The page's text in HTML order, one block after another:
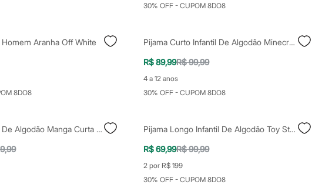
30% OFF - CUPOM 8DO8
Homem Aranha Off White
8DO8
Pijama Curto Infantil De Algodão Minecraft Verde
R$ 89,99R$ 99,99
4 a 12 anos
30% OFF - CUPOM 8DO8
Pijama Infantil De Algodão Manga Curta Minecraft Azul
Pijama Longo Infantil De Algodão Toy Story Bege
R$ 69,99R$ 99,99
2 por R$ 199
30% OFF - CUPOM 8DO8